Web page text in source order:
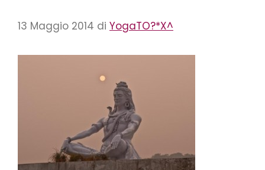
13 Maggio 2014 di YogaTO?*X^